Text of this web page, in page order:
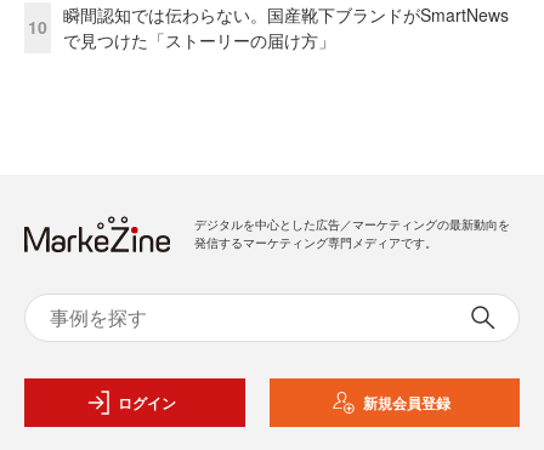
10
瞬間認知では伝わらない。国産靴下ブランドがSmartNews
で見つけた「ストーリーの届け方」
デジタルを中心とした広告／マーケティングの最新動向を
発信するマーケティング専門メディアです。
ログイン 新規会員登録